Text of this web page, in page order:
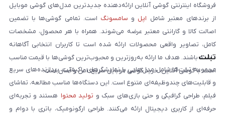
فروشگاه اینترنتی گوشی آنلاین ارائه‌دهنده جدیدترین مدل‌های گوشی موبایل
از برندهای معتبر شامل اپل و سامسونگ است. تمامی گوشی‌ها با تضمین
اصالت کالا و گارانتی معتبر عرضه می‌شوند. همراه با هر محصول، مشخصات
کامل، تصاویر واقعی محصولات ارائه شده است تا کاربران انتخابی آگاهانه
داشته باشند. هدف ما ارائه به‌روزترین و محبوب‌ترین گوشی‌ها با قیمت مناسب
است. با گوشی آنلاین، خرید گوشی موبایل سریع، امن و آسان است.
تبلت
مجموعه تبلت‌ها شامل مدل‌هایی با نمایشگرهای باکیفیت، پردازنده‌های سریع
و قابلیت‌های چندوظیفه‌ای متنوع است. این دستگاه‌ها مناسب مطالعه، تماشای
فیلم، طراحی گرافیکی و حتی بازی‌های سبک و تولید محتوا هستند و تجربه‌ای
حرفه‌ای از کاربری دیجیتال ارائه می‌کنند. طراحی ارگونومیک، باتری با دوام و